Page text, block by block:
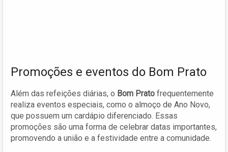
Promoções e eventos do Bom Prato
Além das refeições diárias, o Bom Prato frequentemente
realiza eventos especiais, como o almoço de Ano Novo,
que possuem um cardápio diferenciado. Essas
promoções são uma forma de celebrar datas importantes,
promovendo a união e a festividade entre a comunidade.